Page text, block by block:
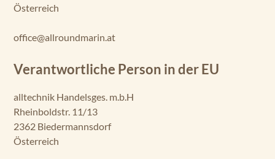
Österreich
office@allroundmarin.at
Verantwortliche Person in der EU
alltechnik Handelsges. m.b.H
Rheinboldstr. 11/13
2362 Biedermannsdorf
Österreich